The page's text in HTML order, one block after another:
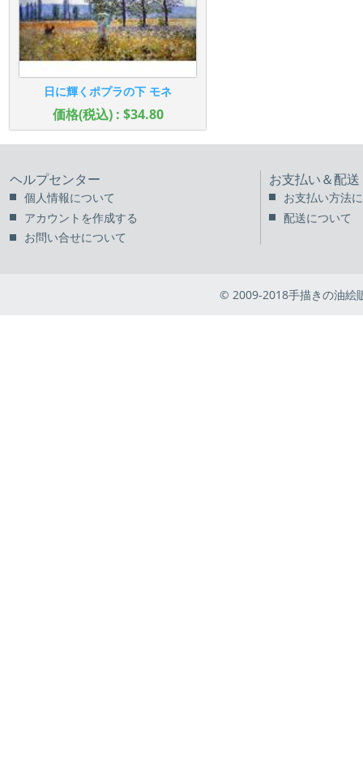
日に輝くポプラの下 モネ
価格(税込) : $34.80
ヘルプセンター
個人情報について
アカウントを作成する
お問い合せについて
お支払い＆配送
お支払い方法
配送について
© 2009-2018手描きの油絵